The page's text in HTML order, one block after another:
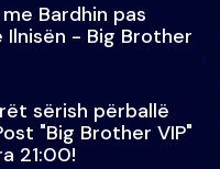
Bardhin pas
- Big Brother
sërish përballë
"Big Brother VIP"
21:00!